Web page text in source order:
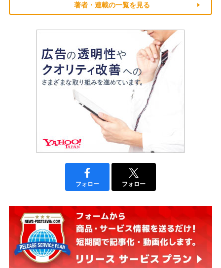
著者・連載の一覧を見る
フォロー フォロー